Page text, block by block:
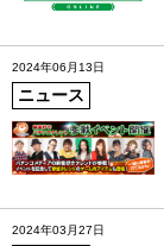
2024年06月13日
ニュース
2024年03月27日